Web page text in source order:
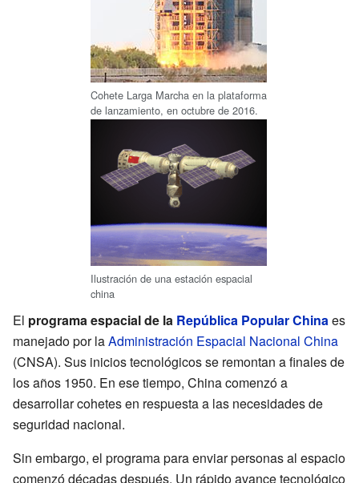
Cohete Larga Marcha en la plataforma
de lanzamiento, en octubre de 2016.
Ilustración de una estación espacial
china
El programa espacial de la República Popular Chinaes
manejado por laAdministración Espacial Nacional China
(CNSA). Sus inicios tecnológicos se remontan a finales de
los años 1950. En ese tiempo, China comenzó a
desarrollar cohetes en respuesta a las necesidades de
seguridad nacional.
Sin embargo, el programa para enviar personas al espacio
comenzó décadas después. Un rápido avance tecnológico